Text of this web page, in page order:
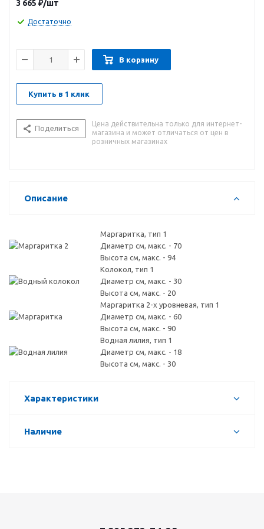
фильтр, а внутри корпуса- губка для механической и
биологической фильтрации.
регулированием потока для фонтана и/или подачей воды на
водопады и ручьи. Производительность от 800 л/ч до 6000
Особенности:
Переключатель потока.
Губка фильтрационная 25ppi.
3 665 ₽/шт
Достаточно
В корзину
Купить в 1 клик
Поделиться
Цена действительна только для интернет-
магазина и может отличаться от цен в
розничных магазинах
Описание
Маргаритка, тип 1
Диаметр см, макс. - 70
Высота см, макс. - 94
Колокол, тип 1
Диаметр см, макс. - 30
Высота см, макс. - 20
Маргаритка 2-х уровневая, тип 1
Диаметр см, макс. - 60
Высота см, макс. - 90
Водная лилия, тип 1
Диаметр см, макс. - 18
Высота см, макс. - 30
Характеристики
Наличие